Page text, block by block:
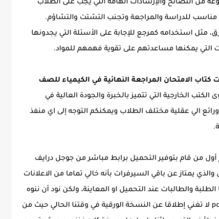
من النصائح والإرشادات الهامة التي يجب على الطلاب
مناسب للدراسة والمراجعة وتجنب التشتت والتشاؤم.
مثل استخدامه كمرجع للإجابة على الأسئلة التي يجدونها
التي يمكنها مساعدتهم على تقوية فهمهم للمواد.
كتاب الامتحان المراجعة النهائية في الكيمياء للصف
الكتب الخارجية التي تتميز بالخبرة والجودة العالية في
الي عقلية مختلف الطلاب ويمكنكم التوجه إلى اي منفذ
من قام بتوفير التحميل برابط مباشر من جوجل درايف
يمتاز عن باقي السيرفرات بأنه خالي تماما من الاعلانات
والطالبات عند التحميل او المعاينة، ولكن نود أن ننوه
ايضا ان النسخة الإلكترونية من الكتب بصيغة pdf لا تغني إطلاقا عن النسخة الورقية في وقتنا الحالي حيث من